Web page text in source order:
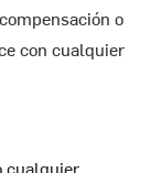
o
con cualquier
cualquier